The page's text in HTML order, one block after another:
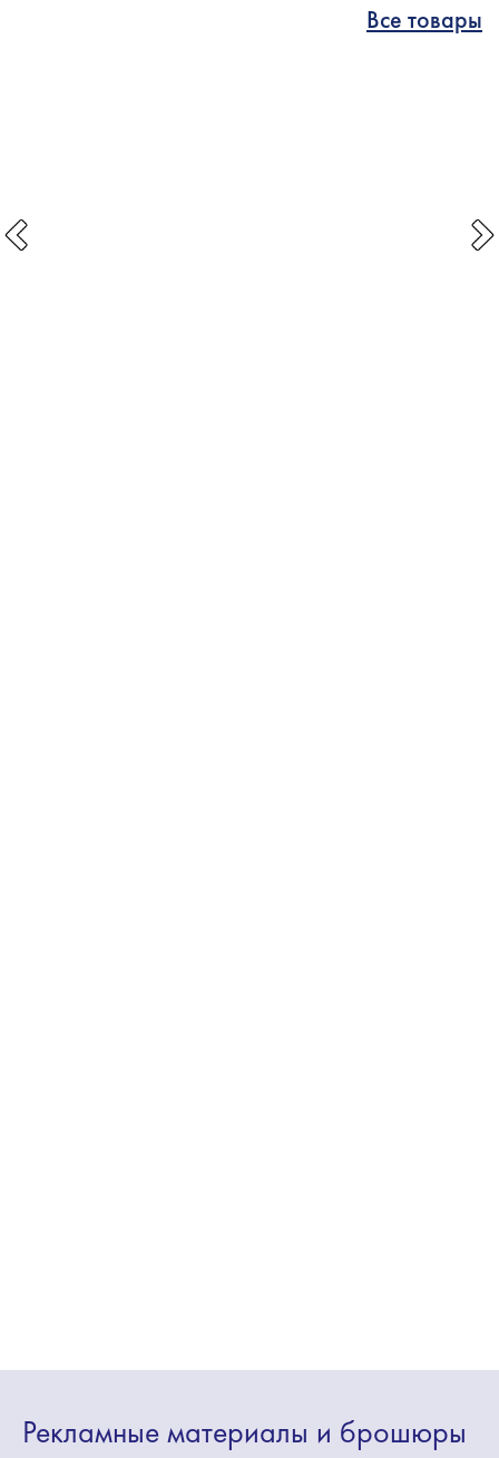
Все товары
Рекламные материалы и брошюры